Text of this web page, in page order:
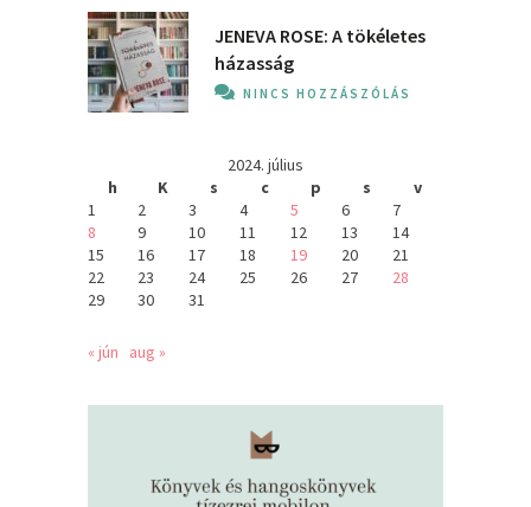
JENEVA ROSE: A ​tökéletes
házasság
NINCS HOZZÁSZÓLÁS
2024. július
h
K s c p s
v
1
2 3 4 5 6
7
8
9 10 11 12 13
14
15
16 17 18 19 20
21
22
23 24 25 26 27
28
29
30 31
« jún aug »